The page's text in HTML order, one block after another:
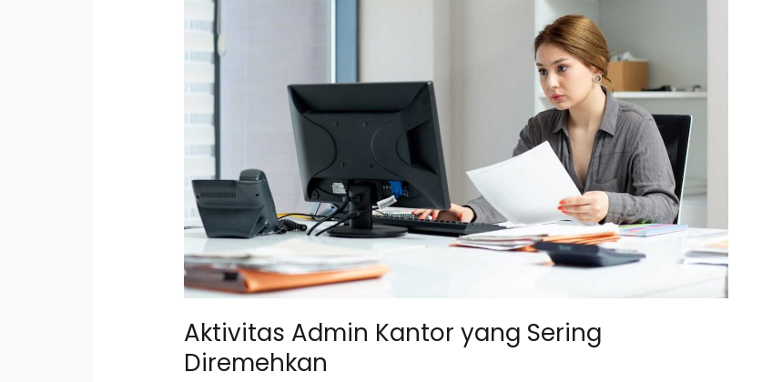
Aktivitas Admin Kantor yang Sering
Diremehkan
Sering
Diremehkan